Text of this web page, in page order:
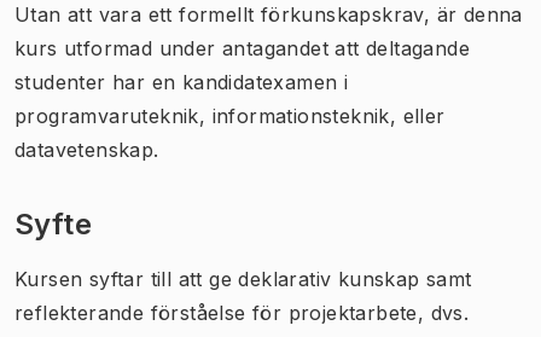
Utan att vara ett formellt förkunskapskrav, är denna
kurs utformad under antagandet att deltagande
studenter har en kandidatexamen i
programvaruteknik, informationsteknik, eller
datavetenskap.
Syfte
Kursen syftar till att ge deklarativ kunskap samt
reflekterande förståelse för projektarbete, dvs.